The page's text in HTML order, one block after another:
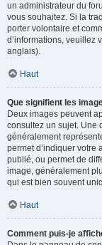
un administrateur du
vous souhaitez. Si la
porter volontaire et
d’informations, veuillez
anglais).
Haut
Que signifient les
Deux images peuvent
consultez un sujet. Une
généralement
permet d’indiquer votre
publié, ou permet de
image, généralement
qui est bien souvent
Haut
Comment puis-je